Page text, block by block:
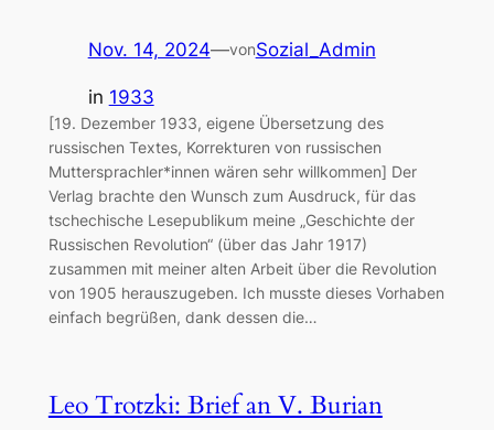
Nov. 14, 2024—vonSozial_Admin
in 1933
[19. Dezember 1933, eigene Übersetzung des
russischen Textes, Korrekturen von russischen
Muttersprachler*innen wären sehr willkommen] Der
Verlag brachte den Wunsch zum Ausdruck, für das
tschechische Lesepublikum meine „Geschichte der
Russischen Revolution“ (über das Jahr 1917)
zusammen mit meiner alten Arbeit über die Revolution
von 1905 herauszugeben. Ich musste dieses Vorhaben
einfach begrüßen, dank dessen die…
Leo Trotzki: Brief an V. Burian